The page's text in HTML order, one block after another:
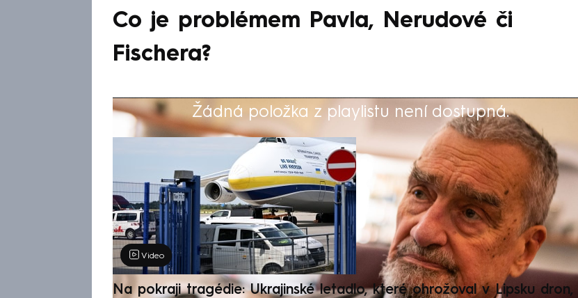
Co je problémem Pavla, Nerudové či
Fischera?
Žádná položka z playlistu není dostupná.
Výběr redakce
Video
Na pokraji tragédie: Ukrajinské letadlo, které ohrožoval v Lipsku dron,